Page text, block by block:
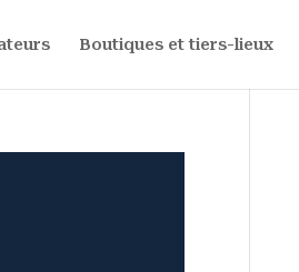
Boutiques et tiers-lieux